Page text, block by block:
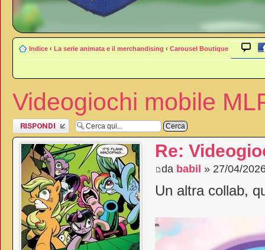
Indice ‹ La serie animata e il merchandising ‹ Carousel Boutique
Videogiochi mobile
Rispondi al
messaggio
Re:
da babil » 27/04/
Un altra collab,